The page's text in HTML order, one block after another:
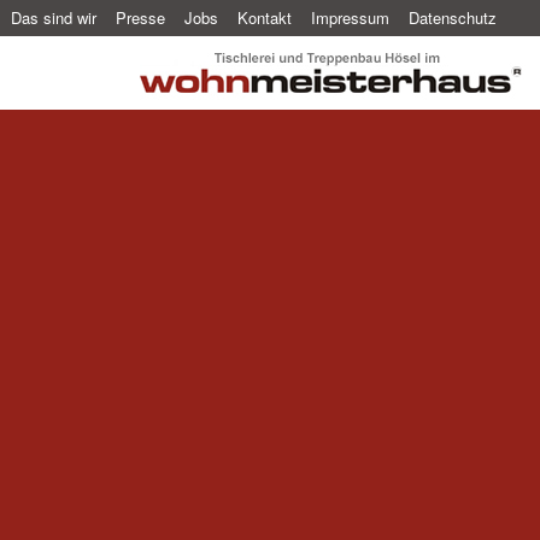
Das sind wir Presse Jobs Kontakt Impressum Datenschutz